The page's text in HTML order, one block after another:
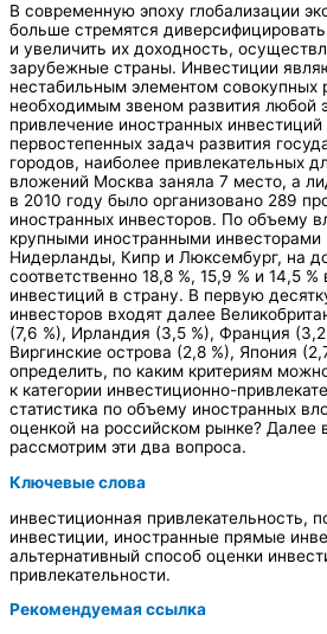
В современную эпоху глобализации
больше стремятся
и увеличить их доходность,
зарубежные страны. Инвестиции
нестабильным элементом совокупных
необходимым звеном развития любой
привлечение иностранных инвестиций
первостепенных задач развития
городов, наиболее привлекательных
вложений Москва заняла 7 место, а
в 2010 году было организовано 289
иностранных инвесторов. По объему
крупными иностранными инвесторами
Нидерланды, Кипр и Люксембург, на
соответственно 18,8 %, 15,9 % и 14,5
инвестиций в страну. В первую
инвесторов входят далее
(7,6 %), Ирландия (3,5 %), Франция
Виргинские острова (2,8 %), Япония
определить, по каким критериям
к категории инвестиционно-
статистика по объему иностранных
оценкой на российском рынке? Далее
рассмотрим эти два вопроса.
Ключевые слова
инвестиционная привлекательность,
инвестиции, иностранные прямые
альтернативный способ оценки
привлекательности.
Рекомендуемая ссылка